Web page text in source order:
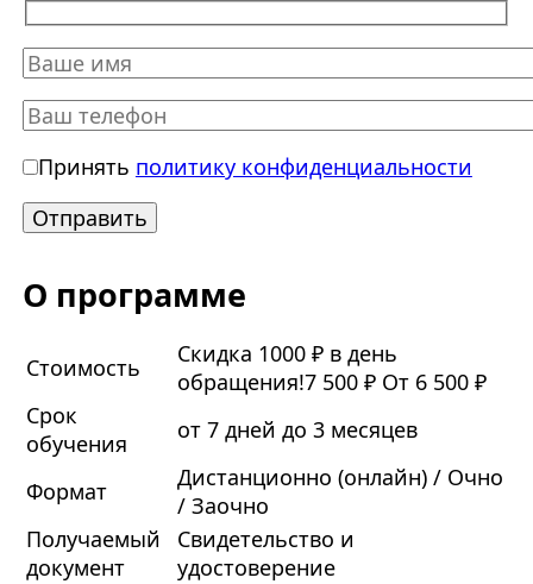
Принять политику конфиденциальности
О программе
Стоимость
Скидка 1000 ₽ в день
обращения!7 500 ₽ От 6 500 ₽
Срок
обучения
от 7 дней до 3 месяцев
Формат
Дистанционно (онлайн) / Очно
/ Заочно
Получаемый
документ
Свидетельство и
удостоверение